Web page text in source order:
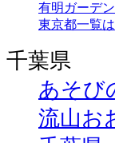
有明ガーデ
東京都一覧
千葉県
あそび
流山お